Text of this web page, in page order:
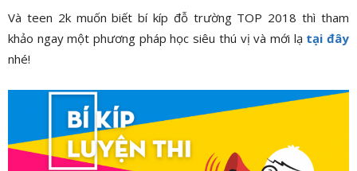
Và teen 2k muốn biết bí kíp đỗ trường TOP 2018 thì tham
khảo ngay một phương pháp học siêu thú vị và mới lạ tại đây
nhé!